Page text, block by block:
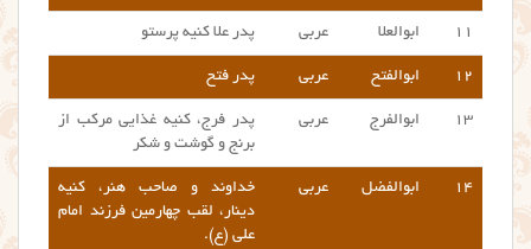
۱۱ ابوالعلا عربی پدر علا کنیه پرستو
۱۲ ابوالفتح عربی پدر فتح
۱۳ ابوالفرج عربی
پدر فرج، کنیه غذایی مرکب از
برنج و گوشت و شکر
۱۴ ابوالفضل عربی
خداوند و صاحب هنر، کنیه
دینار، لقب چهارمین فرزند امام
علی (ع).